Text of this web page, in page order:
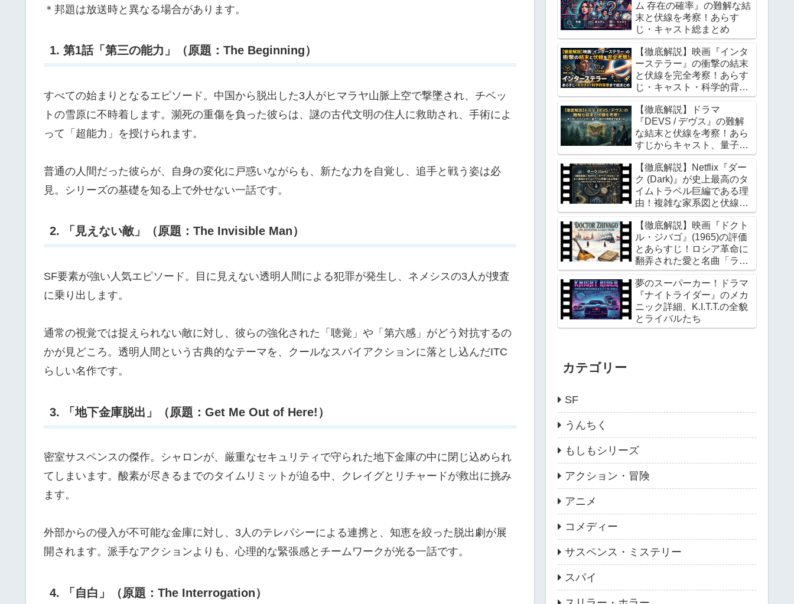
＊邦題は放送時と異なる場合があります。
1. 第1話「第三の能力」（原題：The Beginning）
すべての始まりとなるエピソード。中国から脱出した3人がヒマラヤ山脈上空で撃墜され、チベッ
トの雪原に不時着します。瀕死の重傷を負った彼らは、謎の古代文明の住人に救助され、手術によ
って「超能力」を授けられます。
普通の人間だった彼らが、自身の変化に戸惑いながらも、新たな力を自覚し、追手と戦う姿は必
見。シリーズの基礎を知る上で外せない一話です。
2. 「見えない敵」（原題：The Invisible Man）
SF要素が強い人気エピソード。目に見えない透明人間による犯罪が発生し、ネメシスの3人が捜査
に乗り出します。
通常の視覚では捉えられない敵に対し、彼らの強化された「聴覚」や「第六感」がどう対抗するの
かが見どころ。透明人間という古典的なテーマを、クールなスパイアクションに落とし込んだITC
らしい名作です。
3. 「地下金庫脱出」（原題：Get Me Out of Here!）
密室サスペンスの傑作。シャロンが、厳重なセキュリティで守られた地下金庫の中に閉じ込められ
てしまいます。酸素が尽きるまでのタイムリミットが迫る中、クレイグとリチャードが救出に挑み
ます。
外部からの侵入が不可能な金庫に対し、3人のテレパシーによる連携と、知恵を絞った脱出劇が展
開されます。派手なアクションよりも、心理的な緊張感とチームワークが光る一話です。
4. 「自白」（原題：The Interrogation）
ム 存在の確率』の難解な結
末と伏線を考察！あらす
じ・キャスト総まとめ
【徹底解説】映画『インタ
ーステラー』の衝撃の結末
と伏線を完全考察！あらす
じ・キャスト・科学的背景
まで総まとめ
【徹底解説】ドラマ
『DEVS / デヴス』の難解
な結末と伏線を考察！あら
すじからキャスト、量子力
学の世界観まで総まとめ
【徹底解説】Netflix『ダー
ク (Dark)』が史上最高のタ
イムトラベル巨編である理
由！複雑な家系図と伏線、
衝撃の結末を考察
【徹底解説】映画『ドクト
ル・ジバゴ』(1965)の評価
とあらすじ！ロシア革命に
翻弄された愛と名曲「ラー
ラのテーマ」を総まとめ
夢のスーパーカー！ドラマ
『ナイトライダー』のメカ
ニック詳細、K.I.T.T.の全貌
とライバルたち
カテゴリー
SF
うんちく
もしもシリーズ
アクション・冒険
アニメ
コメディー
サスペンス・ミステリー
スパイ